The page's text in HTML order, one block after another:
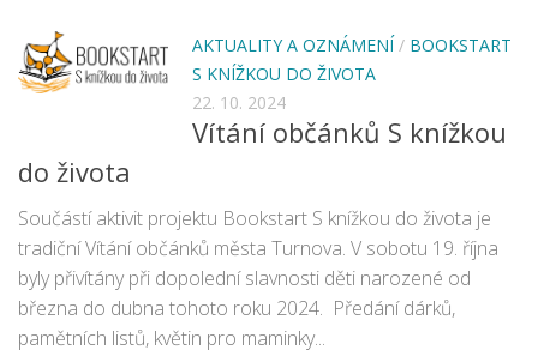
AKTUALITY A OZNÁMENÍ / BOOKSTART
S KNÍŽKOU DO ŽIVOTA
22. 10. 2024
Vítání občánků S knížkou
do života
Součástí aktivit projektu Bookstart S knížkou do života je
tradiční Vítání občánků města Turnova. V sobotu 19. října
byly přivítány při dopolední slavnosti děti narozené od
března do dubna tohoto roku 2024. Předání dárků,
pamětních listů, květin pro maminky...